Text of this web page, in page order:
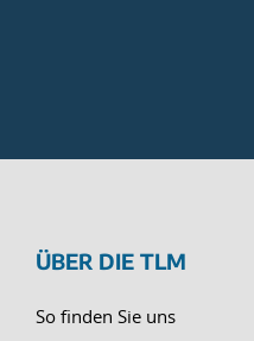
ÜBER DIE TLM
So finden Sie uns